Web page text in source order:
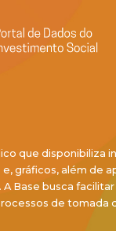
que disponibiliza
gráficos, além de
Base busca
de tomada